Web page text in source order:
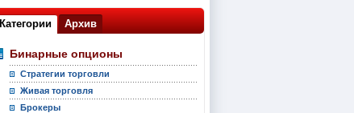
Категории Архив
Бинарные опционы
Стратегии торговли
Живая торговля
Брокеры